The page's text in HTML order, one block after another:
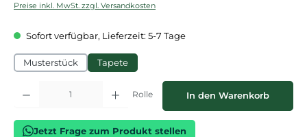
Preise inkl. MwSt. zzgl. Versandkosten
Sofort verfügbar, Lieferzeit: 5-7 Tage
Musterstück Tapete
Produkt Anzahl: Gib den gewünschten Wert ein oder benutze die
Rolle In den Warenkorb
Jetzt Frage zum Produkt stellen